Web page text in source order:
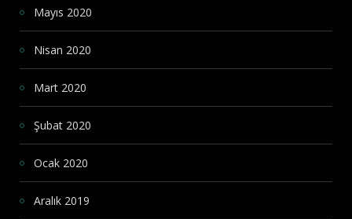
Mayıs 2020
Nisan 2020
Mart 2020
Şubat 2020
Ocak 2020
Aralık 2019